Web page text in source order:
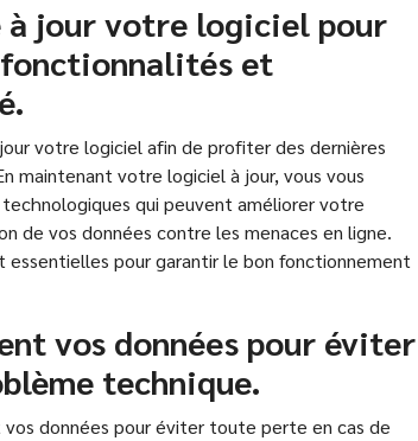
jour votre logiciel pour
et
votre logiciel afin de profiter des dernières
maintenant votre logiciel à jour, vous vous
qui peuvent améliorer votre
de vos données contre les menaces en ligne.
essentielles pour garantir le bon fonctionnement
vos données pour éviter
technique.
données pour éviter toute perte en cas de